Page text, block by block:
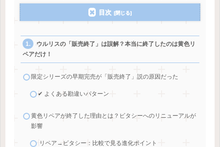
目次
ウルリスの「販売終了」は誤解？本当に終了したのは黄色リ
ペアだけ！
限定シリーズの早期完売が「販売終了」説の原因だった
✔ よくある勘違いパターン
黄色リペアが終了した理由とは？ビタシーへのリニューアルが
影響
リペア→ビタシー：比較で見る進化ポイント